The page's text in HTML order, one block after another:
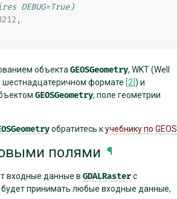
DEBUG=True)
объекта GEOSGeometry, WKT (Well
шестнадцатеричном формате [2]) и
GEOSGeometry, поле геометрии
обратитесь кучебнику по GEOS
полями ¶
входные данные в GDALRasterс
принимать любые входные данные,